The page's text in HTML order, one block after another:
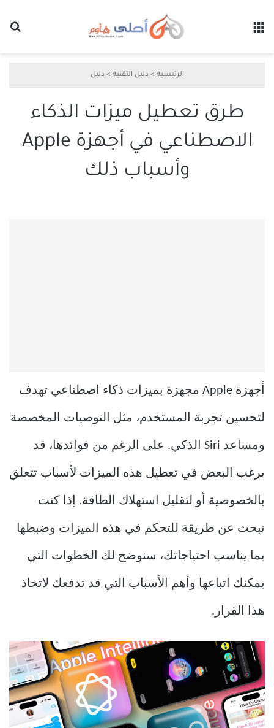
الرئيسية > دليل التقنية > دليل
طرق تعطيل ميزات الذكاء
الاصطناعي في أجهزة Apple
وأسباب ذلك
أجهزة Apple مجهزة بميزات ذكاء اصطناعي تهدف
لتحسين تجربة المستخدم، مثل التوصيات المخصصة
ومساعد Siri الذكي. على الرغم من فوائدها، قد
يرغب البعض في تعطيل هذه الميزات لأسباب تتعلق
بالخصوصية أو لتقليل استهلاك الطاقة. إذا كنت
تبحث عن طريقة للتحكم في هذه الميزات وضبطها
بما يناسب احتياجاتك، سنوضح لك الخطوات التي
يمكنك اتباعها وأهم الأسباب التي قد تدفعك لاتخاذ
هذا القرار.